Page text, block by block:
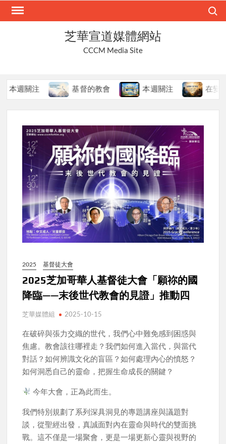
Skip
芝華宣道媒體網站
CCCM Media Site
關注 基督的教會 本週關注 在變局中
2025 基督徒大會
2025芝加哥華人基督徒大會「願祢的國
降臨——末後世代教會的見證」推動四
芝華媒體組 2025-10-15
在破碎與張力交織的世代，我們心中難免感到困惑與
焦慮。教會該往哪裡走？我們如何進入當代，與當代
對話？如何辨識文化的盲區？如何處理內心的憤怒？
如何洞悉自己的靈命，把握生命成長的關鍵？
今年大會，正為此而生。
我們特別規劃了系列深具洞見的專題講座與議題對
談，從聖經出發，真誠面對內在靈命與時代的雙面挑
戰。這不僅是一場聚會，更是一場更新心靈與視野的